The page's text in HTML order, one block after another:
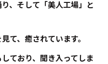
、そして「美人工場」と
て、癒されています。
ており、聞き入ってしま